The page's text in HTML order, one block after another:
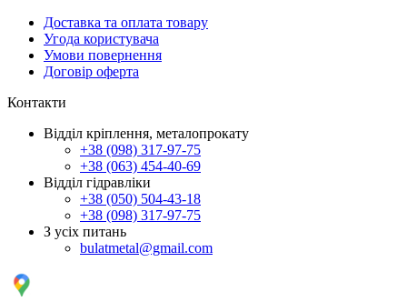
Доставка та оплата товару
Угода користувача
Умови повернення
Договір оферта
Контакти
Відділ кріплення, металопрокату
+38 (098) 317-97-75
+38 (063) 454-40-69
Відділ гідравліки
+38 (050) 504-43-18
+38 (098) 317-97-75
З усіх питань
bulatmetal@gmail.com